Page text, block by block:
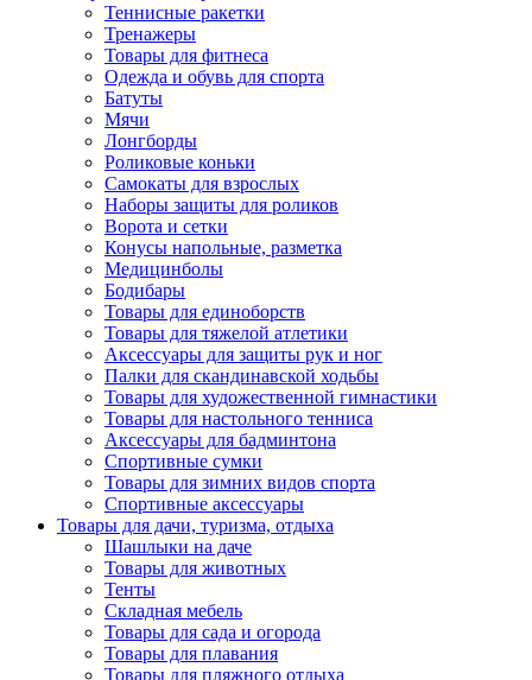
Теннисные ракетки
Тренажеры
Товары для фитнеса
Одежда и обувь для спорта
Батуты
Мячи
Лонгборды
Роликовые коньки
Самокаты для взрослых
Наборы защиты для роликов
Ворота и сетки
Конусы напольные, разметка
Медицинболы
Бодибары
Товары для единоборств
Товары для тяжелой атлетики
Аксессуары для защиты рук и ног
Палки для скандинавской ходьбы
Товары для художественной гимнастики
Товары для настольного тенниса
Аксессуары для бадминтона
Спортивные сумки
Товары для зимних видов спорта
Спортивные аксессуары
Товары для дачи, туризма, отдыха
Шашлыки на даче
Товары для животных
Тенты
Складная мебель
Товары для сада и огорода
Товары для плавания
Товары для пляжного отдыха